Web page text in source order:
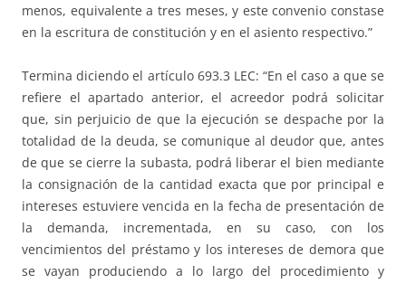
menos, equivalente a tres meses, y este convenio constase
en la escritura de constitución y en el asiento respectivo.”
Termina diciendo el artículo 693.3 LEC: “En el caso a que se
refiere el apartado anterior, el acreedor podrá solicitar
que, sin perjuicio de que la ejecución se despache por la
totalidad de la deuda, se comunique al deudor que, antes
de que se cierre la subasta, podrá liberar el bien mediante
la consignación de la cantidad exacta que por principal e
intereses estuviere vencida en la fecha de presentación de
la demanda, incrementada, en su caso, con los
vencimientos del préstamo y los intereses de demora que
se vayan produciendo a lo largo del procedimiento y